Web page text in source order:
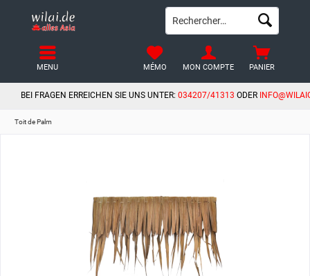
BEI FRAGEN ERREICHEN SIE UNS UNTER: 034207/41313 ODER
PANIER
MÉMO MON COMPTE
MENU
Toit de Palm